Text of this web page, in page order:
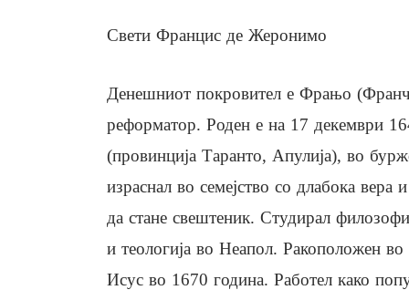
Свети Францис де Жеронимо
Денешниот покровител е Фрањо
реформатор. Роден е на 17 декември
(провинција Таранто, Апулија), во
израснал во семејство со длабока
да стане свештеник. Студирал
и теологија во Неапол. Ракоположен
Исус во 1670 година. Работел како